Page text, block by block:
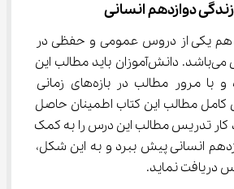
دوازدهم انسانی
یکی از دروس عمومی و حفظی در
پایه دوازدهم انسانی می‌باشد. دانش‌آموزان باید مطالب این
کتاب را حفظ کرده و با مرور مطالب در بازه‌های زمانی
مطالب این کتاب اطمینان حاصل
می‌تواند کار تدریس مطالب این درس را به کمک
انسانی پیش ببرد و به این شکل،
دریافت نماید.